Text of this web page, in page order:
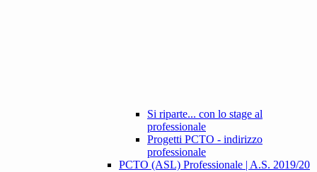
Si riparte... con lo stage al
professionale
Progetti PCTO - indirizzo
professionale
PCTO (ASL) Professionale | A.S. 2019/20